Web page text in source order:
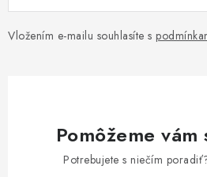
Vložením e-mailu souhlasíte s
Pomôžeme
Potrebujete s niečím